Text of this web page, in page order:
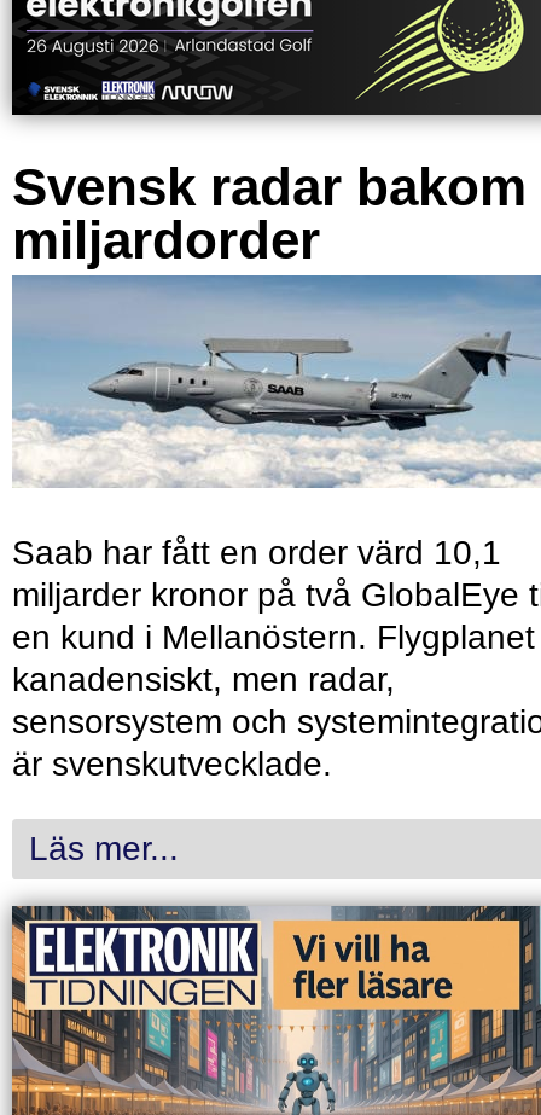
Svensk radar bakom
miljardorder
Saab har fått en order värd 10,1
miljarder kronor på två GlobalEye
en kund i Mellanöstern.
kanadensiskt, men radar,
sensorsystem och
är svenskutvecklade.
Läs mer...